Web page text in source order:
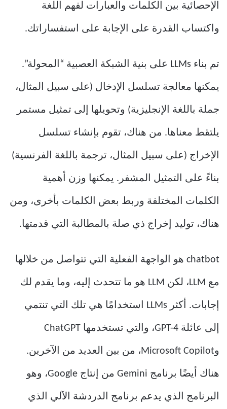
الإحصائية بين الكلمات والعبارات لفهم اللغة
واكتساب القدرة على الإجابة على استفساراتك.
تم بناء LLMs على بنية الشبكة العصبية “المحولة”.
يمكنها معالجة تسلسل الإدخال (على سبيل المثال،
جملة باللغة الإنجليزية) وتحويلها إلى تمثيل مستمر
يلتقط معناها. من هناك، تقوم بإنشاء تسلسل
الإخراج (على سبيل المثال، ترجمة باللغة الفرنسية)
بناءً على التمثيل المشفر. يمكنها وزن أهمية
الكلمات المختلفة وربط بعض الكلمات بأخرى، ومن
هناك، توليد إخراج ذي صلة بالمطالبة التي قدمتها.
chatbot هو الواجهة الفعلية التي تتواصل من خلالها
مع LLM، لكن LLM هو ما تتحدث إليه، وما يقدم لك
إجابات. أكثر LLMs استخدامًا هي تلك التي تنتمي
إلى عائلة GPT-4، والتي تستخدمها ChatGPT
وMicrosoft Copilot، من بين العديد من الآخرين.
هناك أيضًا برنامج Gemini من إنتاج Google، وهو
البرنامج الذي يدعم برنامج الدردشة الآلي الذي